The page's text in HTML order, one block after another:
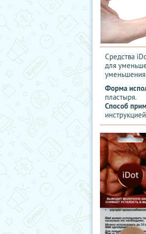
Средства
для
Форма
пластыря.
Способ